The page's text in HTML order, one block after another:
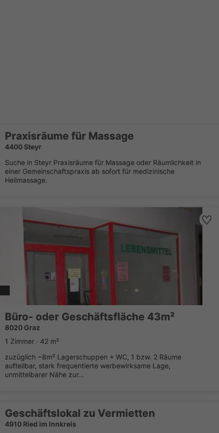
Praxisräume für Massage
4400 Steyr
Suche in Steyr Praxisräume für Massage oder Räumlichkeit in
einer Gemeinschaftspraxis ab sofort für medizinische
Heilmassage.
Büro- oder Geschäftsfläche 43m²
8020 Graz
1 Zimmer · 42 m²
zuzüglich ~8m² Lagerschuppen + WC, 1 bzw. 2 Räume
aufteilbar, stark frequentierte werbewirksame Lage,
unmittelbarer Nähe zur...
Geschäftslokal zu Vermietten
4910 Ried im Innkreis